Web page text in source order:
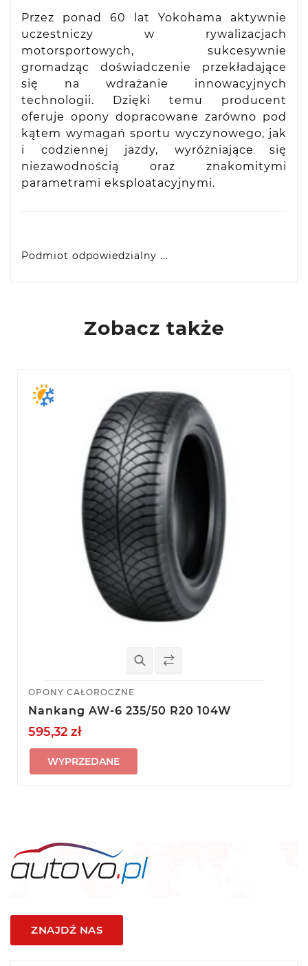
Przez ponad 60 lat Yokohama aktywnie
uczestniczy w rywalizacjach
motorsportowych, sukcesywnie
gromadząc doświadczenie przekładające
się na wdrażanie innowacyjnych
technologii. Dzięki temu producent
oferuje opony dopracowane zarówno pod
kątem wymagań sportu wyczynowego, jak
i codziennej jazdy, wyróżniające się
niezawodnością oraz znakomitymi
parametrami eksploatacyjnymi.
Podmiot odpowiedzialny ...
Zobacz także
OPONY CAŁOROCZNE
Nankang AW-6 235/50 R20 104W
595,32 zł
WYPRZEDANE
ZNAJDŹ NAS